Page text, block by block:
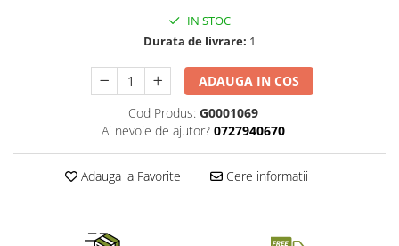
IN STOC
Durata de livrare: 1
ADAUGA IN COS
Cod Produs: G0001069
Ai nevoie de ajutor? 0727940670
Adauga la Favorite Cere informatii